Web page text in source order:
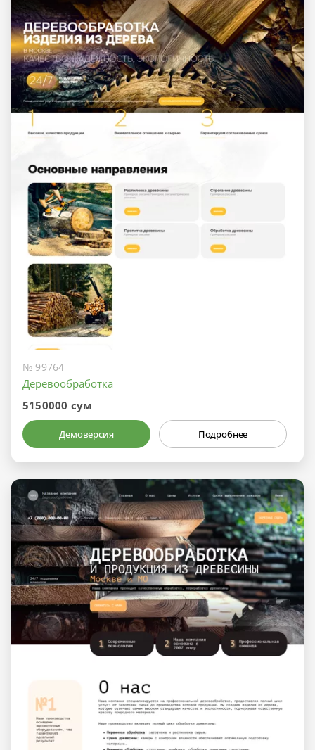
№ 99764
Деревообработка
5150000 сум
Демоверсия Подробнее